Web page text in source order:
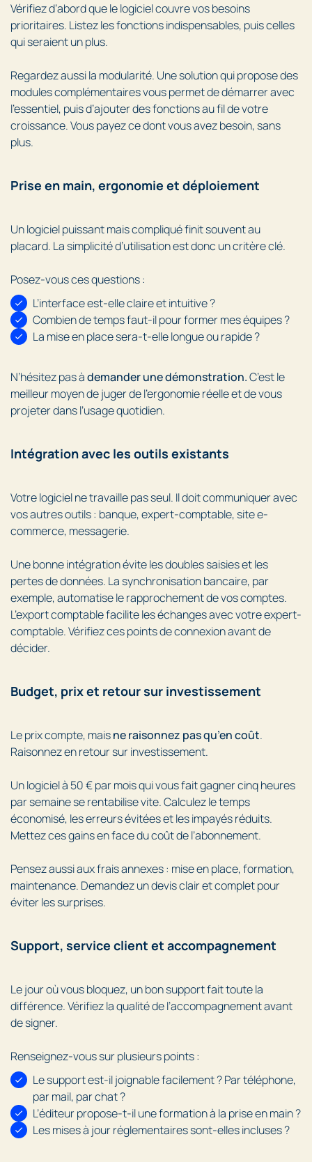
Vérifiez d’abord que le logiciel couvre vos besoins
prioritaires. Listez les fonctions indispensables, puis celles
qui seraient un plus.
Regardez aussi la modularité. Une solution qui propose des
modules complémentaires vous permet de démarrer avec
l’essentiel, puis d’ajouter des fonctions au fil de votre
croissance. Vous payez ce dont vous avez besoin, sans
plus.
Prise en main, ergonomie et déploiement
Un logiciel puissant mais compliqué finit souvent au
placard. La simplicité d’utilisation est donc un critère clé.
Posez-vous ces questions :
L’interface est-elle claire et intuitive ?
Combien de temps faut-il pour former mes équipes ?
La mise en place sera-t-elle longue ou rapide ?
N’hésitez pas àdemander une démonstration.C’est le
meilleur moyen de juger de l’ergonomie réelle et de vous
projeter dans l’usage quotidien.
Intégration avec les outils existants
Votre logiciel ne travaille pas seul. Il doit communiquer avec
vos autres outils : banque, expert-comptable, site e-
commerce, messagerie.
Une bonne intégration évite les doubles saisies et les
pertes de données. La synchronisation bancaire, par
exemple, automatise le rapprochement de vos comptes.
L’export comptable facilite les échanges avec votre expert-
comptable. Vérifiez ces points de connexion avant de
décider.
Budget, prix et retour sur investissement
Le prix compte, maisne raisonnez pas qu’en coût.
Raisonnez en retour sur investissement.
Un logiciel à 50 € par mois qui vous fait gagner cinq heures
par semaine se rentabilise vite. Calculez le temps
économisé, les erreurs évitées et les impayés réduits.
Mettez ces gains en face du coût de l’abonnement.
Pensez aussi aux frais annexes : mise en place, formation,
maintenance. Demandez un devis clair et complet pour
éviter les surprises.
Support, service client et accompagnement
Le jour où vous bloquez, un bon support fait toute la
différence. Vérifiez la qualité de l’accompagnement avant
de signer.
Renseignez-vous sur plusieurs points :
Le support est-il joignable facilement ? Par téléphone,
par mail, par chat ?
L’éditeur propose-t-il une formation à la prise en main ?
Les mises à jour réglementaires sont-elles incluses ?